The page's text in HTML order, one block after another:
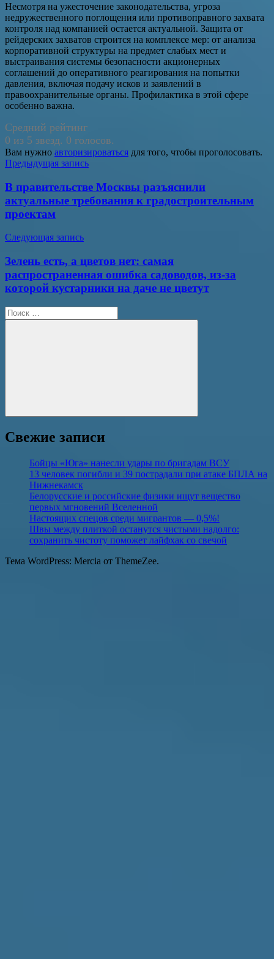
Несмотря на ужесточение законодательства, угроза
недружественного поглощения или противоправного захвата
контроля над компанией остается актуальной. Защита от
рейдерских захватов строится на комплексе мер: от анализа
корпоративной структуры на предмет слабых мест и
выстраивания системы безопасности акционерных
соглашений до оперативного реагирования на попытки
давления, включая подачу исков и заявлений в
правоохранительные органы. Профилактика в этой сфере
особенно важна.
Средний рейтинг
0 из 5 звезд. 0 голосов.
Вам нужно авторизироваться для того, чтобы проголосовать.
Навигация
по
записям
Предыдущая запись
В правительстве Москвы разъяснили
актуальные требования к градостроительным
проектам
Следующая запись
Зелень есть, а цветов нет: самая
распространенная ошибка садоводов, из-за
которой кустарники на даче не цветут
Поиск
для:
Поиск
Свежие записи
Бойцы «Юга» нанесли удары по бригадам ВСУ
13 человек погибли и 39 пострадали при атаке БПЛА на
Нижнекамск
Белорусские и российские физики ищут вещество
первых мгновений Вселенной
Настоящих спецов среди мигрантов — 0,5%!
Швы между плиткой останутся чистыми надолго:
сохранить чистоту поможет лайфхак со свечой
Тема WordPress: Mercia от ThemeZee.